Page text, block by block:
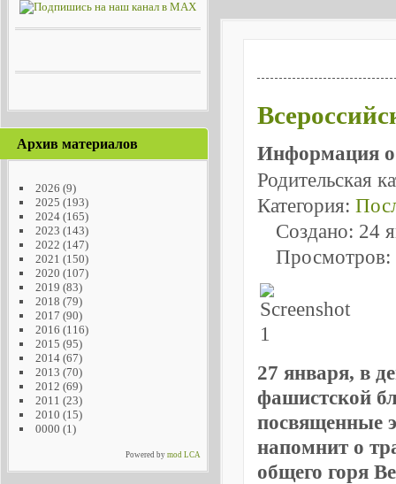
Архив материалов
2026 (9)
2025 (193)
2024(165)
2023 (143)
2022 (147)
2021 (150)
2020 (107)
2019 (83)
2018 (79)
2017 (90)
2016 (116)
2015 (95)
2014(67)
2013 (70)
2012 (69)
2011 (23)
2010 (15)
0000 (1)
Powered bymod LCA
Информация о
Родительская
Категория:
Создано: 24
Просмотров:
27 января, в
фашистской
посвященные
напомнит о
общего горя